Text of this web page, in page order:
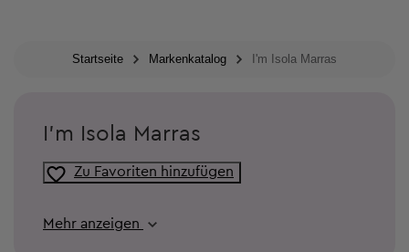
Startseite Markenkatalog I'm Isola Marras
I'm Isola Marras
Zu Favoriten hinzufügen
Mehr anzeigen